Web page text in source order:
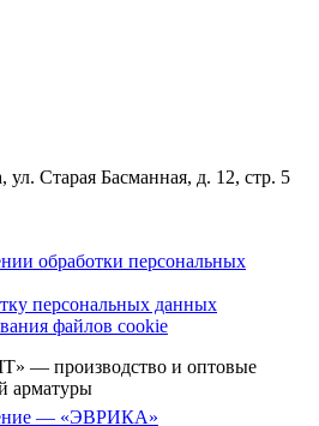
ул. Старая Басманная, д. 12, стр. 5
обработки персональных
персональных данных
файлов cookie
— производство и оптовые
арматуры
— «ЭВРИКА»